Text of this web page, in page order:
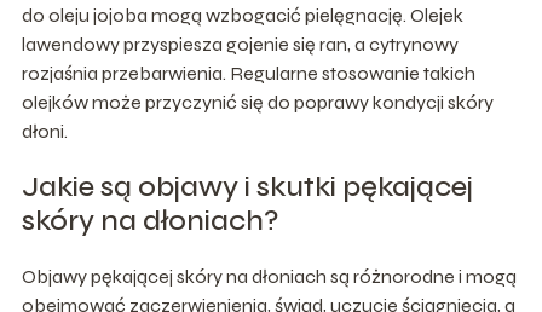
do oleju jojoba mogą wzbogacić pielęgnację. Olejek
lawendowy przyspiesza gojenie się ran, a cytrynowy
rozjaśnia przebarwienia. Regularne stosowanie takich
olejków może przyczynić się do poprawy kondycji skóry
dłoni.
Jakie są objawy i skutki pękającej
skóry na dłoniach?
Objawy pękającej skóry na dłoniach są różnorodne i mogą
obejmować zaczerwienienia, świąd, uczucie ściągnięcia, a